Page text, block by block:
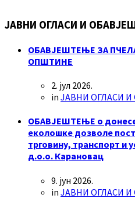
ЈАВНИ ОГЛАСИ И
ОБАВЈЕШТЕЊЕ ЗА
ОПШТИНЕ
2. јул 2026.
in ЈАВНИ ОГЛАСИ
ОБАВЈЕШТЕЊЕ о
еколошке дозволе
трговину, транспорт и
д.о.о. Карановац
9. јун 2026.
in ЈАВНИ ОГЛАСИ